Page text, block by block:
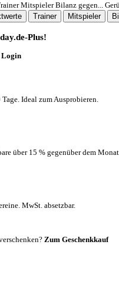
Mitspieler Bilanz gegen...
Trainer Mitspieler
Plus!
Login
Ideal zum Ausprobieren.
über 15 % gegenüber dem
MwSt. absetzbar.
Zum Geschenkkauf